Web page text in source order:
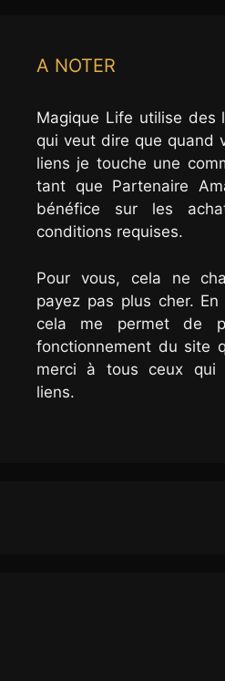
A NOTER
Magique Life utilise des
qui veut dire que quand
liens je touche une
tant que Partenaire
bénéfice sur les
conditions requises.
Pour vous, cela ne
payez pas plus cher.
cela me permet de
fonctionnement du site
merci à tous ceux qui
liens.